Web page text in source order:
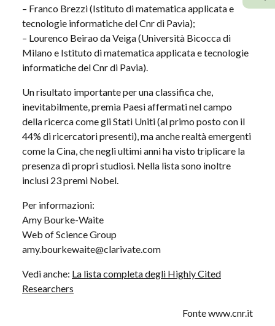
– Franco Brezzi (Istituto di matematica applicata e
tecnologie informatiche del Cnr di Pavia);
– Lourenco Beirao da Veiga (Università Bicocca di
Milano e Istituto di matematica applicata e tecnologie
informatiche del Cnr di Pavia).
Un risultato importante per una classifica che,
inevitabilmente, premia Paesi affermati nel campo
della ricerca come gli Stati Uniti (al primo posto con il
44% di ricercatori presenti), ma anche realtà emergenti
come la Cina, che negli ultimi anni ha visto triplicare la
presenza di propri studiosi. Nella lista sono inoltre
inclusi 23 premi Nobel.
Per informazioni:
Amy Bourke-Waite
Web of Science Group
amy.bourkewaite@clarivate.com
Vedi anche: La lista completa degli Highly Cited
Researchers
Fonte www.cnr.it